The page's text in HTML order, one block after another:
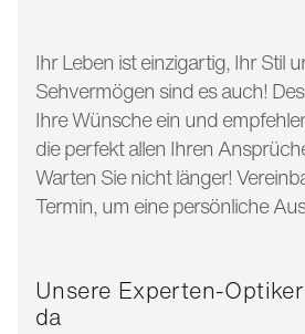
Ihr Leben ist einzigartig, Ihr Stil
Sehvermögen sind es auch!
Ihre Wünsche ein und
die perfekt allen Ihren
Warten Sie nicht länger!
Termin, um eine persönliche
Unsere Experten-
da